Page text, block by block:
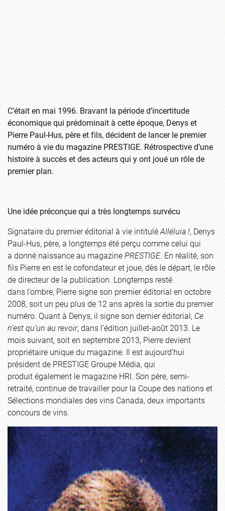
C’était en mai 1996. Bravant la période d’incertitude
économique qui prédominait à cette époque, Denys et
Pierre Paul-Hus, père et fils, décident de lancer le premier
numéro à vie du magazine PRESTIGE. Rétrospective d’une
histoire à succès et des acteurs qui y ont joué un rôle de
premier plan.
Une idée préconçue qui a très longtemps survécu
Signataire du premier éditorial à vie intituléAlléluia !, Denys
Paul-Hus, père, a longtemps été perçu comme celui qui
a donné naissance au magazinePRESTIGE. En réalité, son
fils Pierre en est le cofondateur et joue, dès le départ, le rôle
de directeur de la publication. Longtemps resté
dans l’ombre, Pierre signe son premier éditorial en octobre
2008, soit un peu plus de 12 ans après la sortie du premier
numéro. Quant à Denys, il signe son dernier éditorial,Ce
n’est qu’un au revoir, dans l’édition juillet-août 2013. Le
mois suivant, soit en septembre 2013, Pierre devient
propriétaire unique du magazine. Il est aujourd’hui
président de PRESTIGE Groupe Média, qui
produit également le magazine HRI. Son père, semi-
retraité, continue de travailler pour la Coupe des nations et
Sélections mondiales des vins Canada, deux importants
concours de vins.